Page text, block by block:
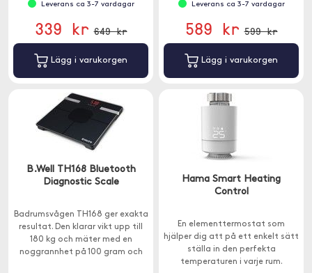
Leverans ca 3-7 vardagar
339 kr 649 kr
Lägg i varukorgen
Leverans ca 3-7 vardagar
589 kr 599 kr
Lägg i varukorgen
B.Well TH168 Bluetooth
Diagnostic Scale
Badrumsvågen TH168 ger exakta
resultat. Den klarar vikt upp till
180 kg och mäter med en
noggrannhet på 100 gram och
Hama Smart Heating
Control
En elementtermostat som
hjälper dig att på ett enkelt sätt
ställa in den perfekta
temperaturen i varje rum.